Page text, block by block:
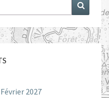
2027